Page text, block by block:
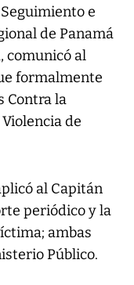
e
de Panamá
comunicó al
formalmente
Contra la
de
al Capitán
periódico y la
ambas
Público.